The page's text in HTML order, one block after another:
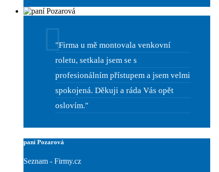
"Firma u mě montovala venkovní
roletu, setkala jsem se s
profesionálním přístupem a jsem velmi
spokojená. Děkuji a ráda Vás opět
oslovím."
paní Pozarová
Seznam - Firmy.cz